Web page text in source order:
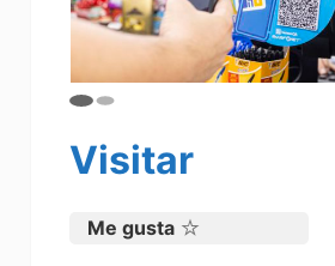
Visitar
Me gusta